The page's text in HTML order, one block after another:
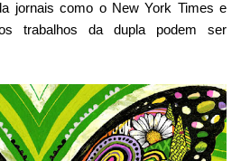
jornais como o New York Times e
trabalhos da dupla podem ser